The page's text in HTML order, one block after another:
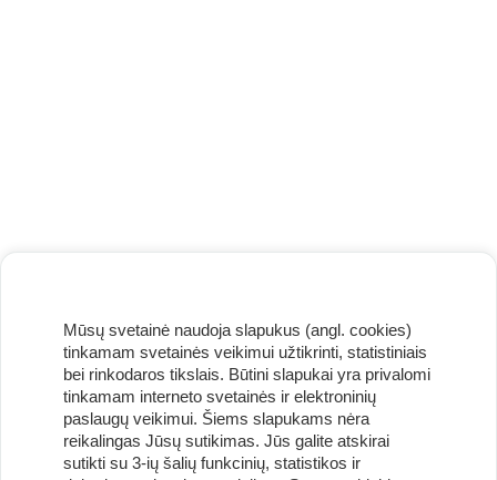
Mūsų svetainė naudoja slapukus (angl. cookies)
tinkamam svetainės veikimui užtikrinti, statistiniais
bei rinkodaros tikslais. Būtini slapukai yra privalomi
tinkamam interneto svetainės ir elektroninių
paslaugų veikimui. Šiems slapukams nėra
reikalingas Jūsų sutikimas. Jūs galite atskirai
sutikti su 3-ių šalių funkcinių, statistikos ir